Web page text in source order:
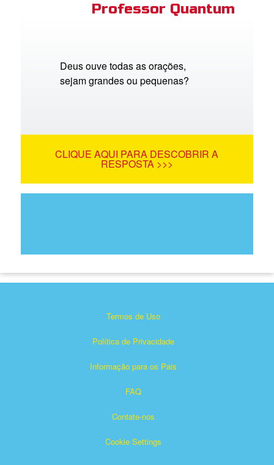
Professor Quantum
Deus ouve todas as orações,
sejam grandes ou pequenas?
CLIQUE AQUI PARA DESCOBRIR A
RESPOSTA >>>
Termos de Uso
Política de Privacidade
Informação para os Pais
FAQ
Contate-nos
Cookie Settings